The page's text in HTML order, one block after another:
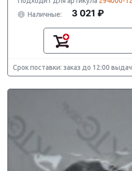
Наличные:
3 021 ₽
Срок поставки: заказ до 12:00